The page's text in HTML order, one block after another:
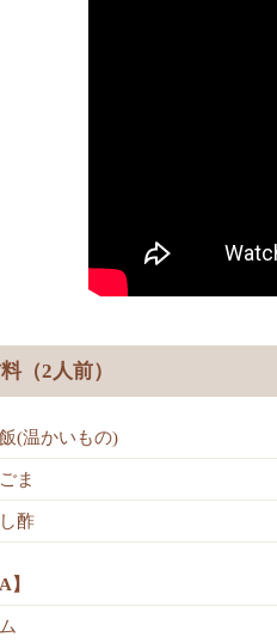
（2人前）
(温かいもの)
ま
酢
】